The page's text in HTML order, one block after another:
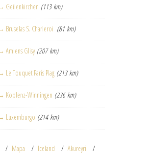
Geilenkirchen (113 km)
Bruselas S. Charleroi (81 km)
Amiens Glisy (207 km)
Le Touquet París Plag (213 km)
Koblenz-Winningen (236 km)
Luxemburgo (214 km)
Mapa Iceland
Akureyri